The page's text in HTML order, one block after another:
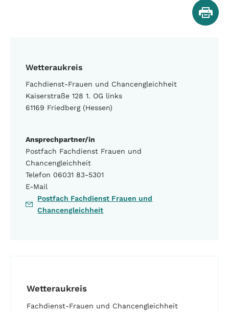
Wetteraukreis
Fachdienst-Frauen und Chancengleichheit
Kaiserstraße 128 1. OG links
61169 Friedberg (Hessen)
Ansprechpartner/in
Postfach Fachdienst Frauen und
Chancengleichheit
Telefon 06031 83-5301
E-Mail
Postfach Fachdienst Frauen und
Chancengleichheit
Wetteraukreis
Fachdienst-Frauen und Chancengleichheit